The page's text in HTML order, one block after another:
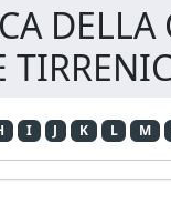
DELLA
I J K L M